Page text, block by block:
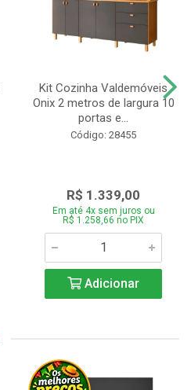
Kit Cozinha Valdemóveis
Onix 2 metros de largura 10
portas e...
Código: 28455
R$ 1.339,00
Em até 4x sem juros ou
R$ 1.258,66 no PIX
Adicionar